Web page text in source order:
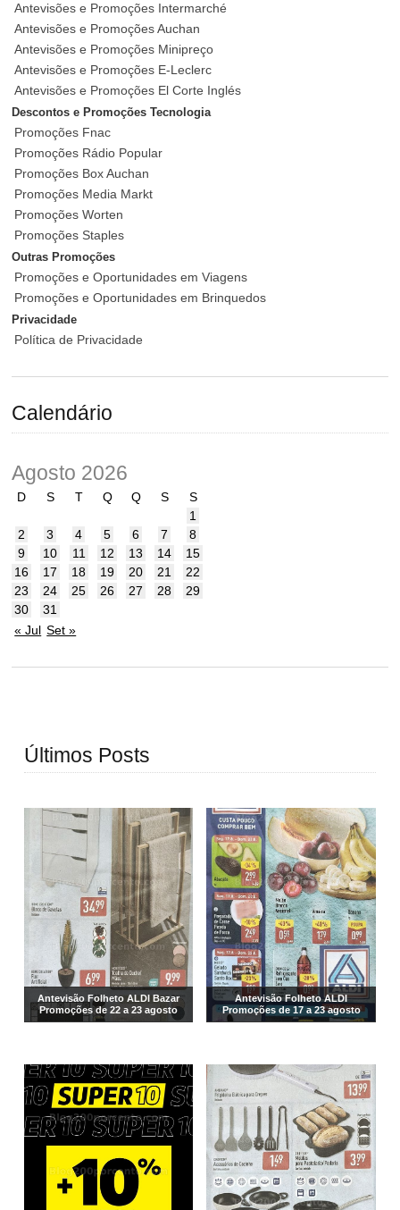
Antevisões e Promoções Intermarché
Antevisões e Promoções Auchan
Antevisões e Promoções Minipreço
Antevisões e Promoções E-Leclerc
Antevisões e Promoções El Corte Inglés
Descontos e Promoções Tecnologia
Promoções Fnac
Promoções Rádio Popular
Promoções Box Auchan
Promoções Media Markt
Promoções Worten
Promoções Staples
Outras Promoções
Promoções e Oportunidades em Viagens
Promoções e Oportunidades em Brinquedos
Privacidade
Política de Privacidade
Calendário
Agosto 2026
D S T Q Q S
S
1
2
3 4 5 6 7
8
9
10 11 12 13 14
15
16
17 18 19 20 21
22
23
24 25 26 27 28
29
30
31
« Jul Set »
Últimos Posts
Antevisão Folheto ALDI Bazar
Promoções de 22 a 23 agosto
Antevisão Folheto ALDI
Promoções de 17 a 23 agosto